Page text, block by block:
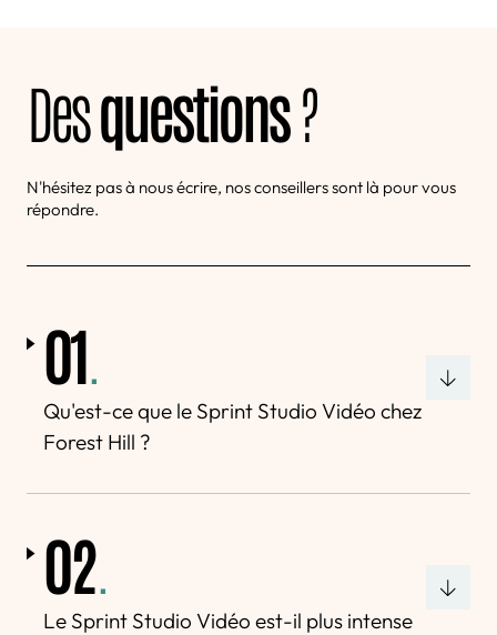
Desquestions?
N'hésitez pas à nous écrire, nos conseillers sont là pour vous
répondre.
01
Qu'est-ce que le Sprint Studio Vidéo chez
Forest Hill ?
02.
Le Sprint Studio Vidéo est-il plus intense